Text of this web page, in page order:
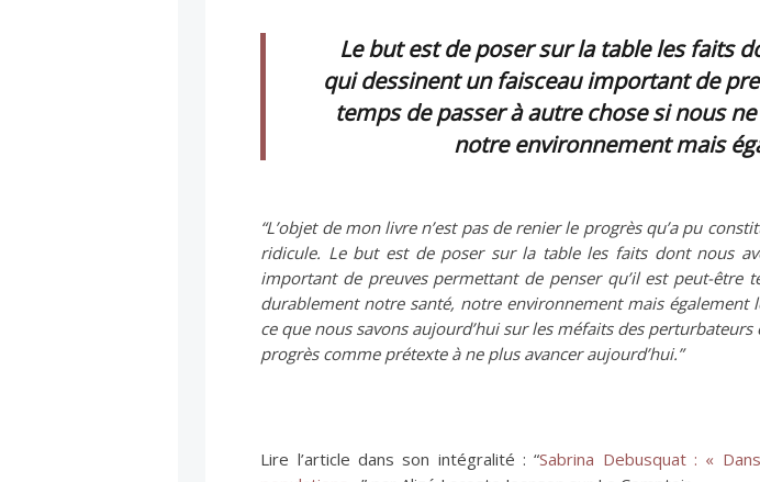
Le but est de poser sur la table les faits
qui dessinent un faisceau important de
temps de passer à autre chose si nous
notre environnement mais
“L’objet de mon livre n’est pas de renier le progrès qu’a pu
ridicule. Le but est de poser sur la table les faits dont nous
important de preuves permettant de penser qu’il est peut-être
durablement notre santé, notre environnement mais également
ce que nous savons aujourd’hui sur les méfaits des
progrès comme prétexte à ne plus avancer aujourd’hui.”
Lire l’article dans son intégralité : “Sabrina Debusquat : «